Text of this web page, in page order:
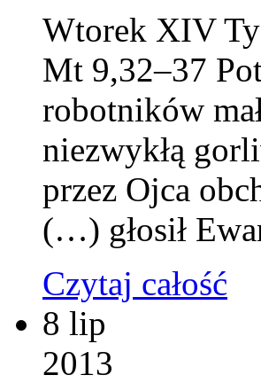
Wtorek XIV
Mt 9,32–37
robotników
niezwykłą
przez Ojca
(…) głosił
Czytaj całość
8 lip
2013